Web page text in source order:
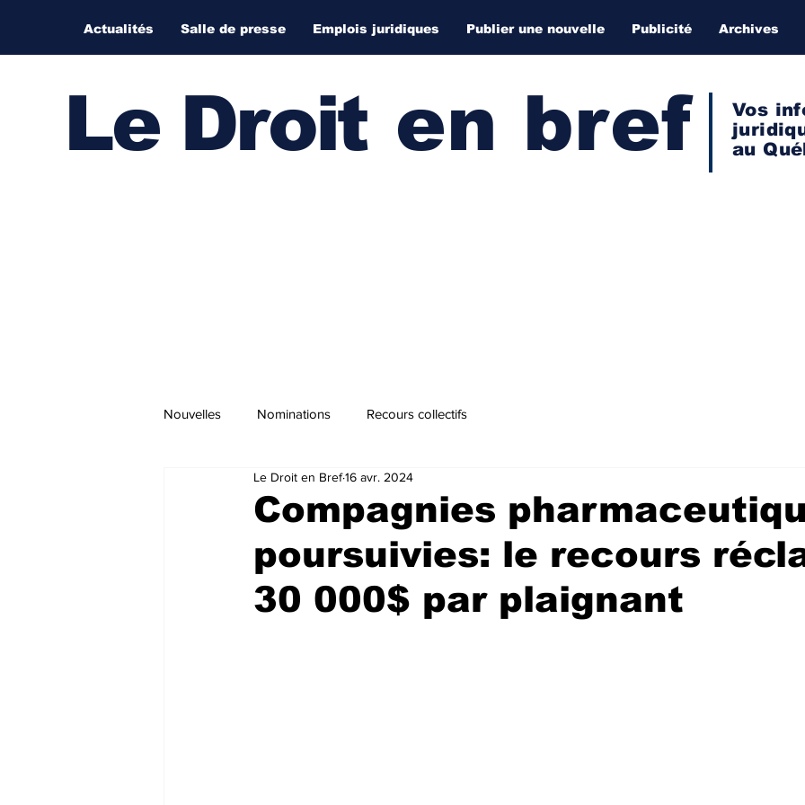
Actualités Salle de presse Emplois juridiques Publier une nouvelle Publicité Archives
Le Droit en bref
Vos
au
Nouvelles Nominations Recours collectifs
Compagnies
poursuivies: le recours
30 000$ par plaignant
Le Droit en Bref16 avr. 2024